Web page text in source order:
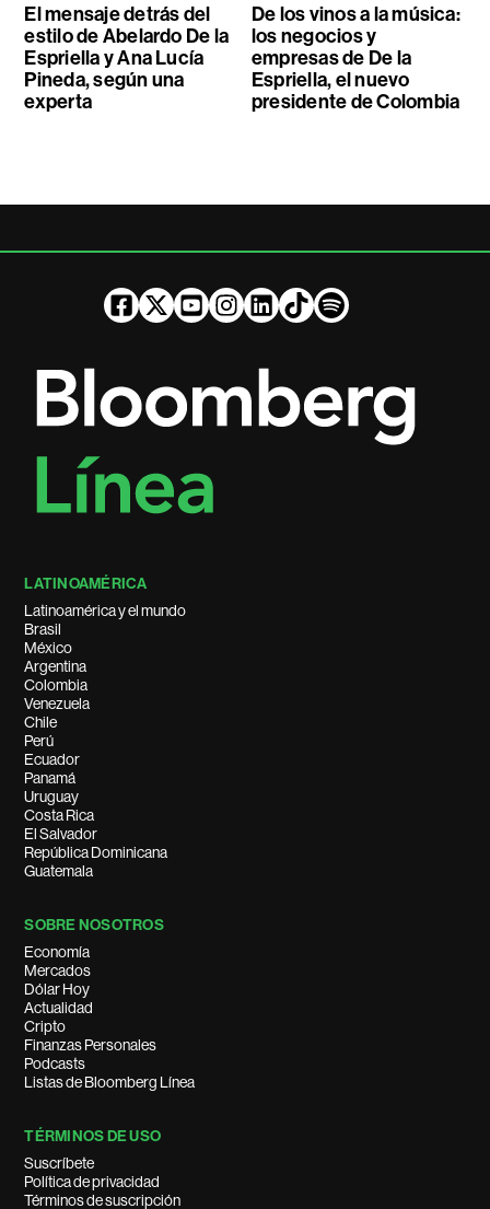
El mensaje detrás del
estilo de Abelardo De la
Espriella y Ana Lucía
Pineda, según una
experta
De los vinos a la música:
los negocios y
empresas de De la
Espriella, el nuevo
presidente de Colombia
LATINOAMÉRICA
Latinoamérica y el mundo
Brasil
México
Argentina
Colombia
Venezuela
Chile
Perú
Ecuador
Panamá
Uruguay
Costa Rica
El Salvador
República Dominicana
Guatemala
SOBRE NOSOTROS
Economía
Mercados
Dólar Hoy
Actualidad
Cripto
Finanzas Personales
Podcasts
Listas de Bloomberg Línea
TÉRMINOS DE USO
Suscríbete
Política de privacidad
Términos de suscripción